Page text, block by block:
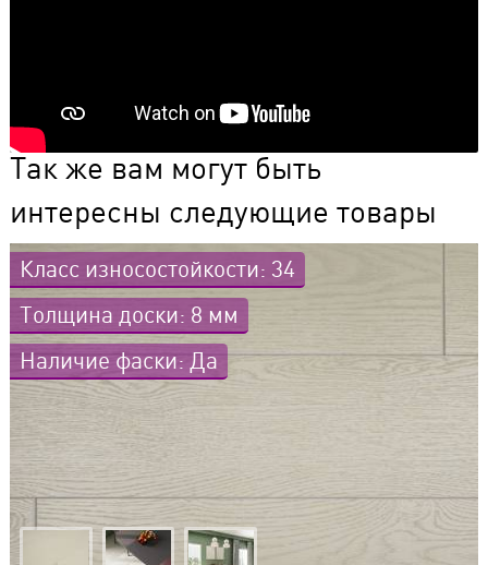
Так же вам могут быть
интересны следующие товары
Класс износостойкости: 34
Толщина доски: 8 мм
Наличие фаски: Да